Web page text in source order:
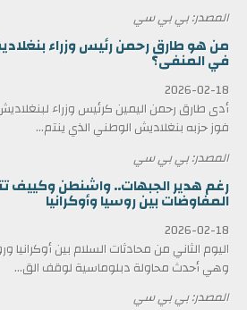
المصدر: بي بي سي
في المنفى؟
2026-02-18
فوز حزبه بنغلاديش الوطني الذي ينتم...
المصدر: بي بي سي
رغم هدير الجبهات.. واشنطن وكييف
المفاوضات بين روسيا وأوكرانيا
2026-02-18
اليوم الثاني من محادثات السلام بين
وهي أحدث محاولة دبلوماسية لوقف الق...
المصدر: بي بي سي